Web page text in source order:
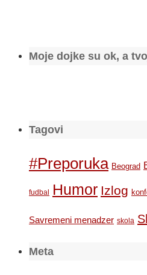
Moje dojke su ok, a
Tagovi
#Preporuka Beograd
fudbal Humor Izlog
Savremeni menadzer skola
Meta